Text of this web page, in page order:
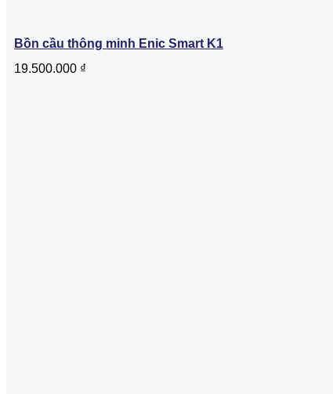
Bồn cầu thông minh Enic Smart K1
19.500.000 ₫